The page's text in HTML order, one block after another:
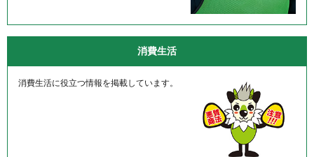
消費生活
消費生活に役立つ情報を掲載しています。